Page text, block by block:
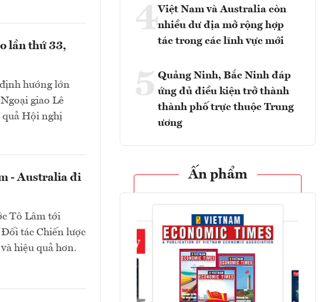
lần thứ 33,
hướng lớn
giao Lê
quả Hội nghị
- Australia đi
Tô Lâm tới
Đối tác Chiến lược
hiệu quả hơn.
4Việt Nam và Australia còn
nhiều dư địa mở rộng hợp
tác trong các lĩnh vực mới
5 Quảng Ninh, Bắc Ninh đáp
ứng đủ điều kiện trở thành
thành phố trực thuộc Trung
ương
Ấn phẩm